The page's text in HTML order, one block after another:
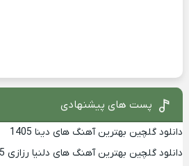
پست های پیشنهادی
دانلود گلچین بهترین آهنگ های دینا 1405
دانلود گلچین بهترین آهنگ های دلنیا رزازی 1405